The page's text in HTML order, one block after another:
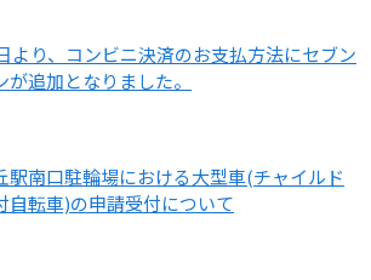
より、コンビニ決済のお支払方法にセブン
が追加となりました。
駅南口駐輪場における大型車(チャイルド
自転車)の申請受付について